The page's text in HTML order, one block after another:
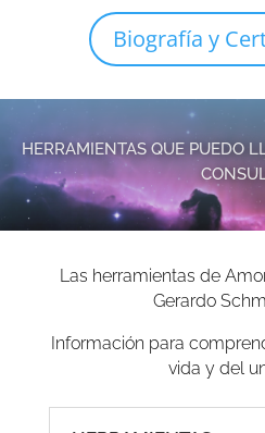
Biografía y
HERRAMIENTAS QUE PUEDO
Las herramientas de
Gerardo
Información para
vida y del